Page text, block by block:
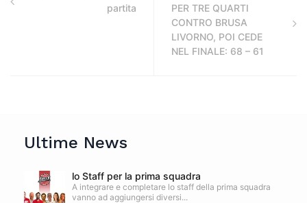
partita
PER TRE QUARTI
CONTRO BRUSA
LIVORNO, POI CEDE
NEL FINALE: 68 – 61
Ultime News
lo Staff per la prima squadra
A integrare e completare lo staff della prima squadra
vanno ad aggiungersi diversi...